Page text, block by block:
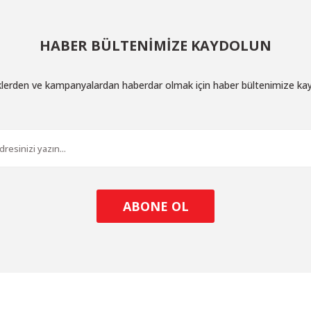
HABER BÜLTENİMİZE KAYDOLUN
ve kampanyalardan haberdar olmak için haber bültenimize
ABONE OL